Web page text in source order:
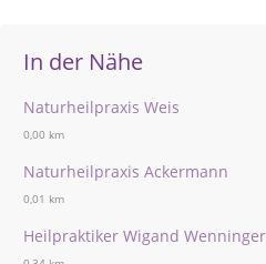
In der Nähe
Naturheilpraxis Weis
0,00 km
Naturheilpraxis Ackermann
0,01 km
Heilpraktiker Wigand